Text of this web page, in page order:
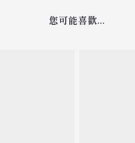
您可能喜歡...